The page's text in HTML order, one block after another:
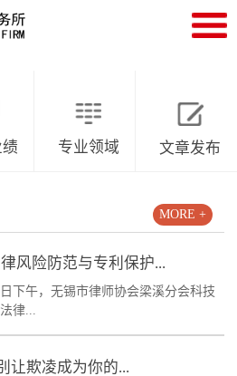
专业领域 文章发布
风险防范与专利保护...
日下午，无锡市律师协会梁溪分会科技
律...
让欺凌成为你的...
MORE +